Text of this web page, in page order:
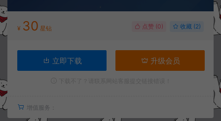
¥ 30 星钻 点赞 (0) 收藏 (2)
立即下载 升级会员
增值服务：